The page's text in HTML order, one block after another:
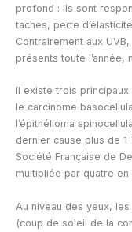
profond : ils sont
taches, perte
Contrairement aux
présents toute l’année,
Il existe trois principaux
le carcinome
l’épithélioma
dernier cause plus de
Société Française de
multipliée par quatre en
Au niveau des yeux,
(coup de soleil de la